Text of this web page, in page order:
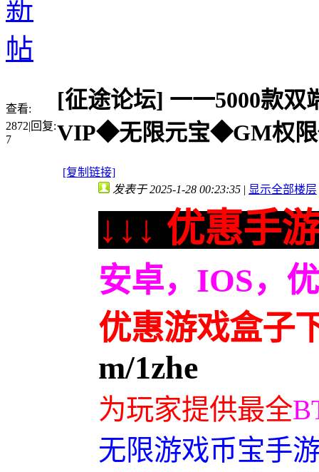
查看:
2872|回复:
7
[征途论坛] 一一5000款
VIP◆无限元宝◆GM权
[复制链接]
发表于 2025-1-28 00:23:35 | 显示全部楼层
↓↓↓ 优惠手
安卓，IOS，
优惠游戏盒子
m/1zhe
为玩家提供最全
无限游戏币宝手